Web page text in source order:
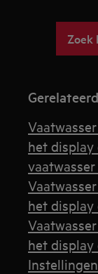
Zoek
het
het
het